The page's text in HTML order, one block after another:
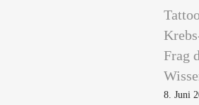
Frag
8. Juni